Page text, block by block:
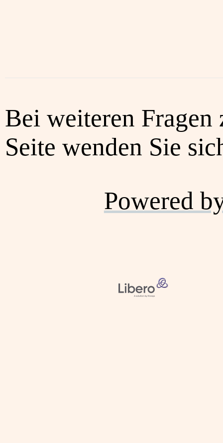
Bei weiteren Fragen
Seite wenden Sie
Powered